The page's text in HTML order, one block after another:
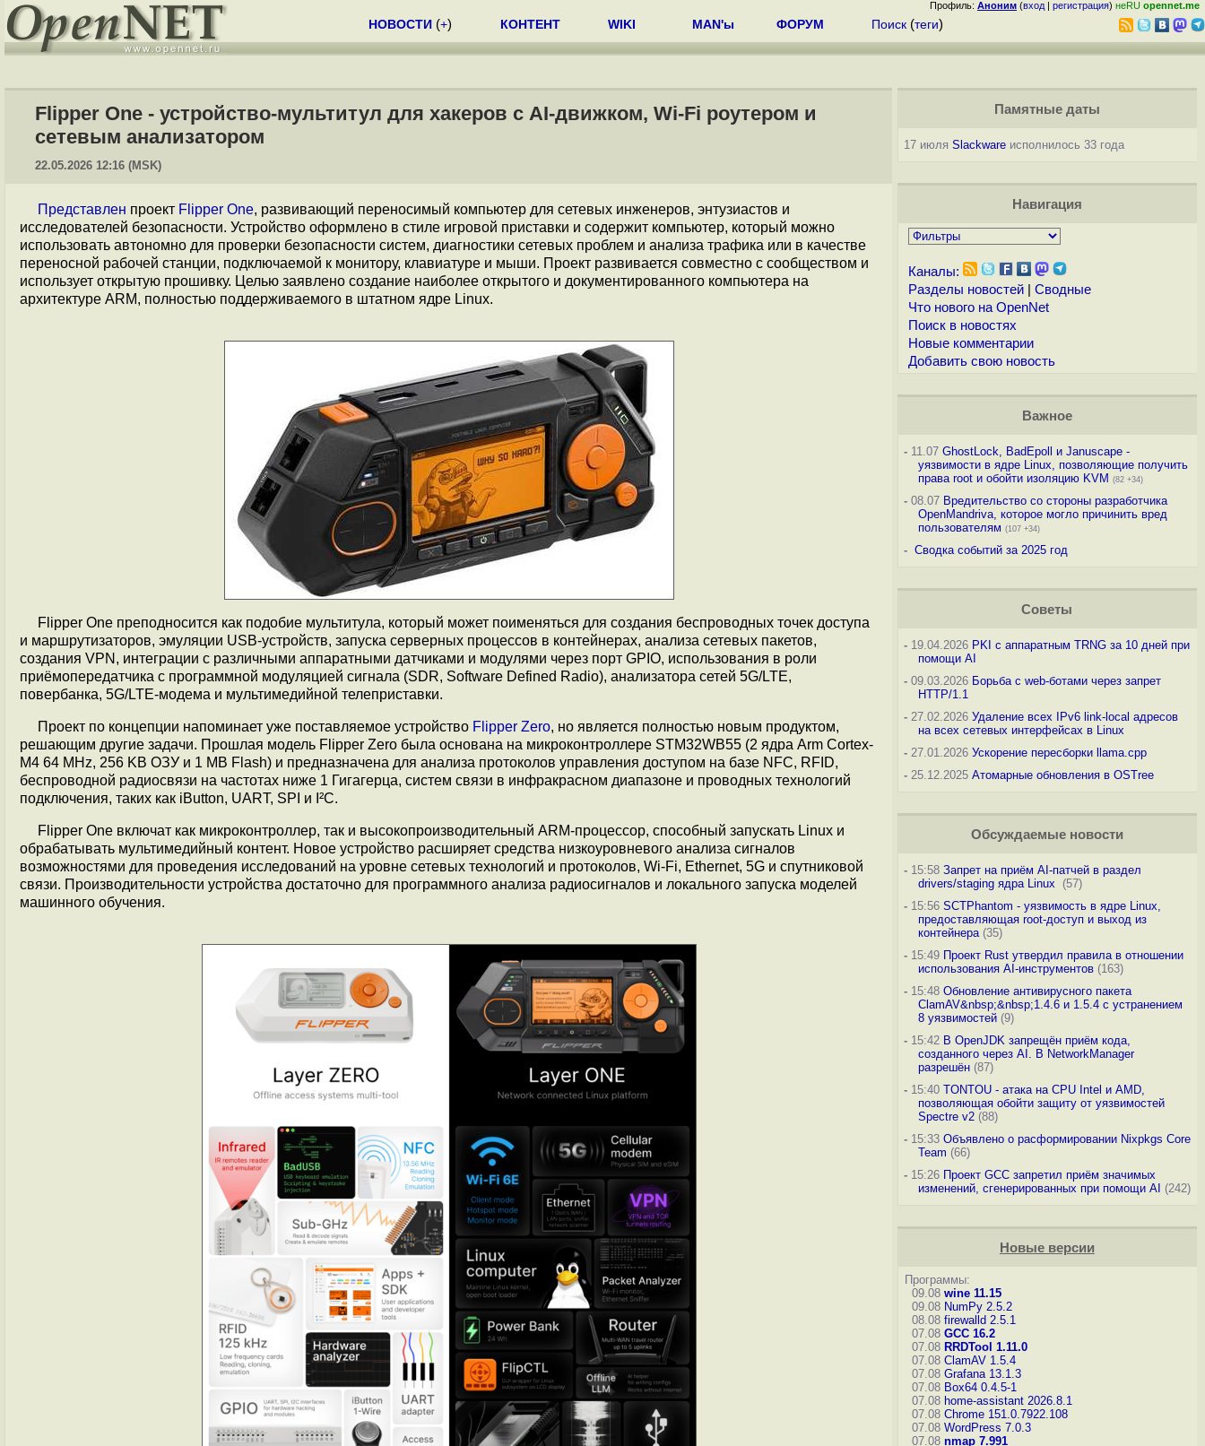
Профиль: Аноним (вход | регистрация) неRU opennet.me
НОВОСТИ (+) КОНТЕНТ WIKI MAN'ы ФОРУМ Поиск (теги)
Flipper One - устройство-мультитул для хакеров с AI-движком, Wi-Fi роутером и
сетевым анализатором
22.05.2026 12:16 (MSK)
Представлен проект Flipper One, развивающий переносимый компьютер для сетевых инженеров, энтузиастов и
исследователей безопасности. Устройство оформлено в стиле игровой приставки и содержит компьютер, который можно
использовать автономно для проверки безопасности систем, диагностики сетевых проблем и анализа трафика или в качестве
переносной рабочей станции, подключаемой к монитору, клавиатуре и мыши. Проект развивается совместно с сообществом и
использует открытую прошивку. Целью заявлено создание наиболее открытого и документированного компьютера на
архитектуре ARM, полностью поддерживаемого в штатном ядре Linux.
Flipper One преподносится как подобие мультитула, который может поименяться для создания беспроводных точек доступа
и маршрутизаторов, эмуляции USB-устройств, запуска серверных процессов в контейнерах, анализа сетевых пакетов,
создания VPN, интеграции с различными аппаратными датчиками и модулями через порт GPIO, использования в роли
приёмопередатчика c программной модуляцией сигнала (SDR, Software Defined Radio), анализатора сетей 5G/LTE,
повербанка, 5G/LTE-модема и мультимедийной телеприставки.
Проект по концепции напоминает уже поставляемое устройство Flipper Zero, но является полностью новым продуктом,
решающим другие задачи. Прошлая модель Flipper Zero была основана на микроконтроллере STM32WB55 (2 ядра Arm Cortex-
M4 64 MHz, 256 KB ОЗУ и 1 MB Flash) и предназначена для анализа протоколов управления доступом на базе NFC, RFID,
беспроводной радиосвязи на частотах ниже 1 Гигагерца, систем связи в инфракрасном диапазоне и проводных технологий
подключения, таких как iButton, UART, SPI и I²C.
Flipper One включат как микроконтроллер, так и высокопроизводительный ARM-процессор, способный запускать Linux и
обрабатывать мультимедийный контент. Новое устройство расширяет средства низкоуровневого анализа сигналов
возможностями для проведения исследований на уровне сетевых технологий и протоколов, Wi-Fi, Ethernet, 5G и спутниковой
связи. Производительности устройства достаточно для программного анализа радиосигналов и локального запуска моделей
машинного обучения.
Памятные даты
17 июля Slackwareисполнилось 33 года
Навигация
Каналы:
Разделы новостей| Сводные
Что нового на OpenNet
Поиск в новостях
Новые комментарии
Добавить свою новость
Важное
-11.07 GhostLock, BadEpoll и Januscape -
уязвимости в ядре Linux, позволяющие получить
права root и обойти изоляцию KVM (82 +34)
-08.07 Вредительство со стороны разработчика
OpenMandriva, которое могло причинить вред
пользователям (107 +34)
- Сводка событий за 2025 год
Советы
-19.04.2026 PKI с аппаратным TRNG за 10 дней при
помощи AI
-09.03.2026 Борьба с web-ботами через запрет
HTTP/1.1
-27.02.2026 Удаление всех IPv6 link-local адресов
на всех сетевых интерфейсах в Linux
-27.01.2026 Ускорение пересборки llama.cpp
-25.12.2025 Атомарные обновления в OSTree
Обсуждаемые новости
-15:58 Запрет на приём AI-патчей в раздел
drivers/staging ядра Linux
(57)
-15:56 SCTPhantom - уязвимость в ядре Linux,
предоставляющая root-доступ и выход из
контейнера(35)
-15:49 Проект Rust утвердил правила в отношении
использования AI-инструментов(163)
-15:48 Обновление антивирусного пакета
ClamAV&nbsp;&nbsp;1.4.6 и 1.5.4 с устранением
8 уязвимостей(9)
-15:42 В OpenJDK запрещён приём кода,
созданного через AI. В NetworkManager
разрешён(87)
-15:40 TONTOU - атака на CPU Intel и AMD,
позволяющая обойти защиту от уязвимостей
Spectre v2(88)
-15:33 Объявлено о расформировании Nixpkgs Core
Team (66)
-15:26 Проект GCC запретил приём значимых
изменений, сгенерированных при помощи AI (242)
Новые версии
Программы:
09.08 wine 11.15
09.08 NumPy 2.5.2
08.08 firewalld 2.5.1
07.08 GCC 16.2
07.08 RRDTool 1.11.0
07.08 ClamAV 1.5.4
07.08 Grafana 13.1.3
07.08 Box64 0.4.5-1
07.08 home-assistant 2026.8.1
07.08 Chrome 151.0.7922.108
07.08 WordPress 7.0.3
07.08 nmap 7.991